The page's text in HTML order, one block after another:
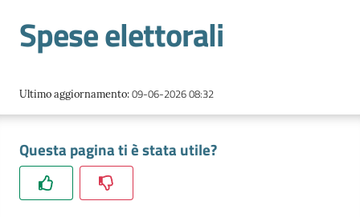
Gestire
l'impresa
e
territorio
Spese elettorali
Ultimo aggiornamento:09-06-2026 08:32
Questa pagina ti è stata utile?